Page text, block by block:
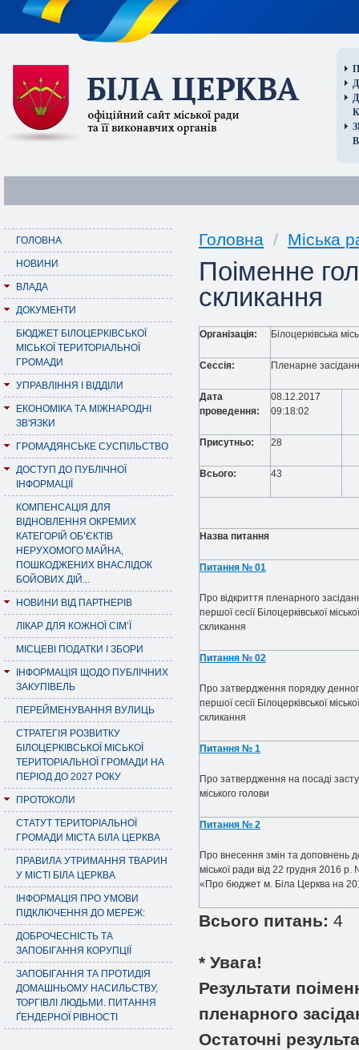
ГОЛОВНА
НОВИНИ
ВЛАДА
ДОКУМЕНТИ
БЮДЖЕТ БІЛОЦЕРКІВСЬКОЇ
МІСЬКОЇ ТЕРИТОРІАЛЬНОЇ
ГРОМАДИ
УПРАВЛІННЯ І ВІДДІЛИ
ЕКОНОМІКА ТА МІЖНАРОДНІ
ЗВ'ЯЗКИ
ГРОМАДЯНСЬКЕ СУСПІЛЬСТВО
ДОСТУП ДО ПУБЛІЧНОЇ
ІНФОРМАЦІЇ
КОМПЕНСАЦІЯ ДЛЯ
ВІДНОВЛЕННЯ ОКРЕМИХ
КАТЕГОРІЙ ОБ’ЄКТІВ
НЕРУХОМОГО МАЙНА,
ПОШКОДЖЕНИХ ВНАСЛІДОК
БОЙОВИХ ДІЙ...
НОВИНИ ВІД ПАРТНЕРІВ
ЛІКАР ДЛЯ КОЖНОЇ СІМ’Ї
МІСЦЕВІ ПОДАТКИ І ЗБОРИ
ІНФОРМАЦІЯ ЩОДО ПУБЛІЧНИХ
ЗАКУПІВЕЛЬ
ПЕРЕЙМЕНУВАННЯ ВУЛИЦЬ
СТРАТЕГІЯ РОЗВИТКУ
БІЛОЦЕРКІВСЬКОЇ МІСЬКОЇ
ТЕРИТОРІАЛЬНОЇ ГРОМАДИ НА
ПЕРІОД ДО 2027 РОКУ
ПРОТОКОЛИ
СТАТУТ ТЕРИТОРІАЛЬНОЇ
ГРОМАДИ МІСТА БІЛА ЦЕРКВА
ПРАВИЛА УТРИМАННЯ ТВАРИН
У МІСТІ БІЛА ЦЕРКВА
ІНФОРМАЦІЯ ПРО УМОВИ
ПІДКЛЮЧЕННЯ ДО МЕРЕЖ:
ДОБРОЧЕСНІСТЬ ТА
ЗАПОБІГАННЯ КОРУПЦІЇ
ЗАПОБІГАННЯ ТА ПРОТИДІЯ
ДОМАШНЬОМУ НАСИЛЬСТВУ,
ТОРГІВЛІ ЛЮДЬМИ. ПИТАННЯ
ҐЕНДЕРНОЇ РІВНОСТІ
Головна / Міська
Поіменне
скликання
Організація: Білоцерківська
Сессія: Пленарне
Дата
проведення:
08.12.2017
09:18:02
Присутньо: 28
Всього: 43
Назва питання
Питання № 01
Про відкриття пленарного
першої сесії Білоцерківської
скликання
Питання № 02
Про затвердження порядку
першої сесії Білоцерківської
скликання
Питання № 1
Про затвердження на посаді
міського голови
Питання № 2
Про внесення змін та доповнень
міської ради від 22 грудня 2016 р.
«Про бюджет м. Біла Церква на
Всього питань: 4
* Увага!
Результати
пленарного
Остаточні